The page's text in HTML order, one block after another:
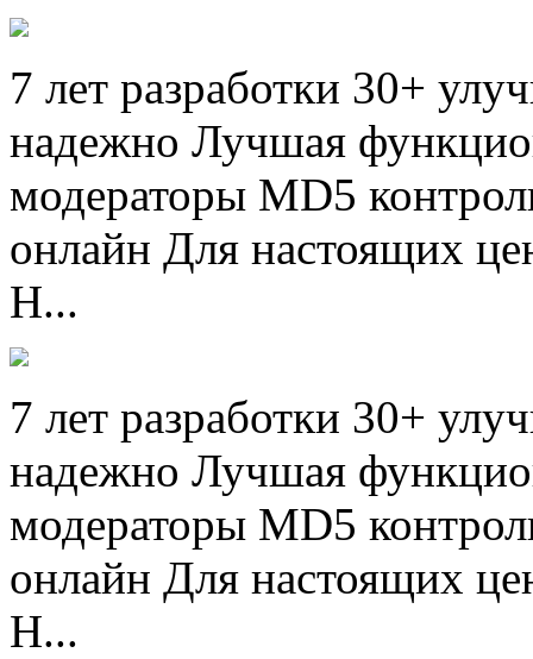
7 лет разработки 30+
надежно Лучшая
модераторы MD5
онлайн Для настоящих
Н...
7 лет разработки 30+
надежно Лучшая
модераторы MD5
онлайн Для настоящих
Н...